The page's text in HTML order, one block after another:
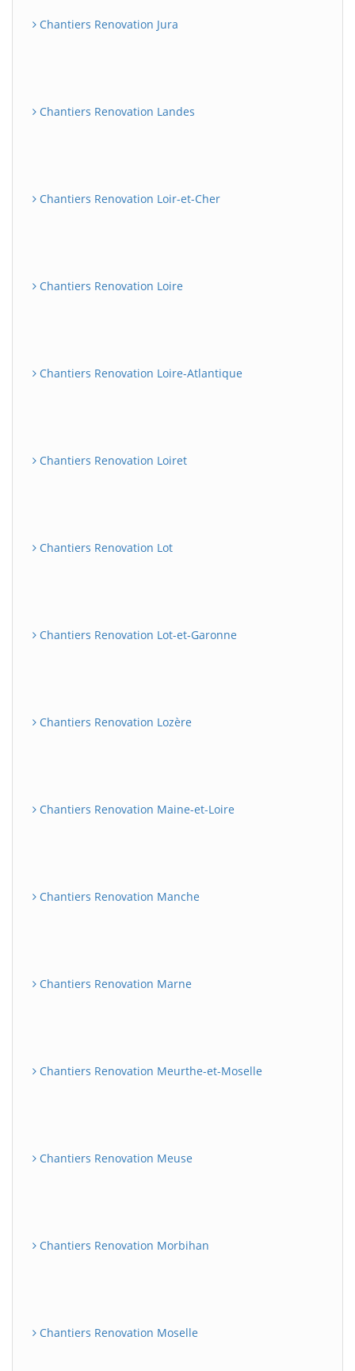
Chantiers Renovation Jura
Chantiers Renovation Landes
Chantiers Renovation Loir-et-Cher
Chantiers Renovation Loire
Chantiers Renovation Loire-Atlantique
Chantiers Renovation Loiret
Chantiers Renovation Lot
Chantiers Renovation Lot-et-Garonne
Chantiers Renovation Lozère
Chantiers Renovation Maine-et-Loire
Chantiers Renovation Manche
Chantiers Renovation Marne
Chantiers Renovation Meurthe-et-Moselle
Chantiers Renovation Meuse
Chantiers Renovation Morbihan
Chantiers Renovation Moselle